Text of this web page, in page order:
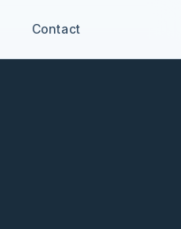
Contact